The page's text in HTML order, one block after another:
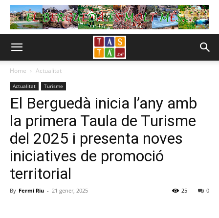
Home Actualitat
Actualitat Turisme
El Berguedà inicia l’any amb
la primera Taula de Turisme
del 2025 i presenta noves
iniciatives de promoció
territorial
By Fermi Riu - 21 gener, 2025 0
25